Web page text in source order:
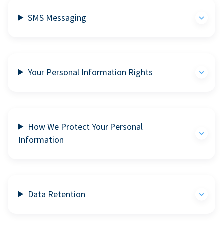
SMS Messaging
Your Personal Information Rights
How We Protect Your Personal
Information
Data Retention